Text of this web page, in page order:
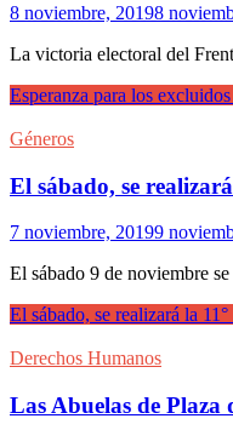
8 noviembre, 20198
La victoria electoral del
Esperanza para los
Géneros
El sábado, se
7 noviembre, 20199
El sábado 9 de noviembre
El sábado, se realizará la
Derechos Humanos
Las Abuelas de Plaza